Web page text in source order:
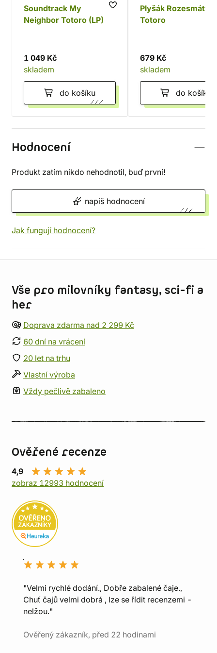
Soundtrack My
Neighbor Totoro (LP)
1 049 Kč
skladem
do košíku
Plyšák Rozesmátý
Totoro
679 Kč
skladem
do košíku
Hodnocení
Produkt zatím nikdo nehodnotil, buď první!
napiš hodnocení
Jak fungují hodnocení?
Vše pro milovníky fantasy, sci-fi a
her
Doprava zdarma nad 2 299 Kč
60 dní na vrácení
20 let na trhu
Vlastní výroba
Vždy pečlivě zabaleno
Ověřené recenze
4,9
zobraz 12993 hodnocení
"Velmi rychlé dodání., Dobře zabalené čaje.,
Chuť čajů velmi dobrá , lze se řídit recenzemi -
nelžou."
Ověřený zákazník, před 22 hodinami